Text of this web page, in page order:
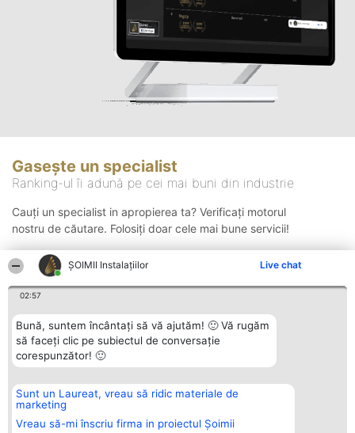
ŞOIMII Instalaţiilor Live chat
02:57
Bună, suntem încântați să vă ajutăm! 🙂 Vă rugăm
să faceți clic pe subiectul de conversație
corespunzător! 🙂
Sunt un Laureat, vreau să ridic materiale de
marketing
Vreau să-mi înscriu firma in proiectul Șoimii
Gasește un specialist
Ranking-ul îi adună pe cei mai buni din industrie
Cauți un specialist in apropierea ta? Verificați motorul
nostru de căutare. Folosiți doar cele mai bune servicii!
Organizator Ranking
BRIGHT SOLUTIONS BR SRL
Aleea Timisul De Sus 2 Bl. A30
Sc. A Et. 4 Ap. 13 Cod 061952
Plebiscyt
Lista Tuturor
Laureaților
Contact